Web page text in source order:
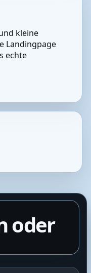
kleine
Landingpage
echte
oder